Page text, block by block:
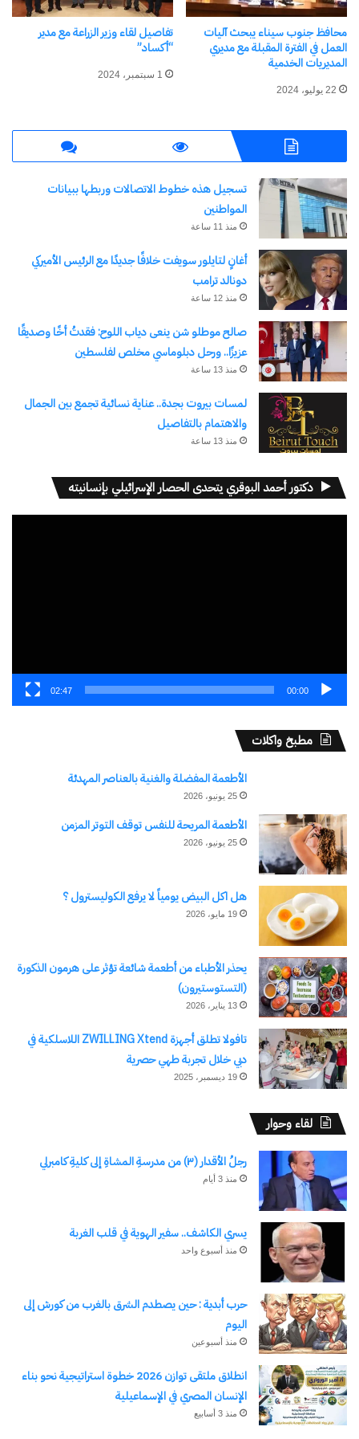
في "الأخبار News"
10 ديسمبر، 2023
في "الأخبار News"
إئتلاف نزاهة الدولي يتابع أول
أيام تصويت المصريين في
10 ديسمبر، 2023
في "محليات"
اكتشاف المزيد من
الإلكتروني.
كتابة بريدك الإلكتروني...
محافظ جنوب سيناء يبحث آليات
العمل في الفترة المقبلة مع مديري
المديريات الخدمية
22 يوليو، 2024
تفاصيل لقاء وزير الزراعة مع مدير
“أكساد”
1 سبتمبر، 2024
تسجيل هذه خطوط الاتصالات وربطها ببيانات
المواطنين
منذ 11 ساعة
أغانٍ لتايلور سويفت خلافًا جديدًا مع الرئيس الأميركي
دونالد ترامب
منذ 12 ساعة
صالح موطلو شن ينعى دياب اللوح: فقدتُ أخًا وصديقًا
عزيزًا.. ورحل دبلوماسي مخلص لفلسطين
منذ 13 ساعة
لمسات بيروت بجدة.. عناية نسائية تجمع بين الجمال
والاهتمام بالتفاصيل
منذ 13 ساعة
دكتور أحمد البوقري يتحدى الحصار الإسرائيلي بإنسانيته
00:00
02:47
مطبخ واكلات
الأطعمة المفضلة والغنية بالعناصر المهدئة
25 يونيو، 2026
الأطعمة المريحة للنفس توقف التوتر المزمن
25 يونيو، 2026
هل اكل البيض يومياً لا يرفع الكوليسترول ؟
19 مايو، 2026
يحذر الأطباء من أطعمة شائعة تؤثر على هرمون الذكورة
(التستوستيرون)
13 يناير، 2026
تافولا تطلق أجهزة ZWILLING Xtend اللاسلكية في
دبي خلال تجربة طهي حصرية
19 ديسمبر، 2025
لقاء وحوار
رجلُ الأقدار (٣) من مدرسةِ المشاةِ إلى كليةِ كامبرلي
منذ 3 أيام
يسري الكاشف.. سفير الهوية في قلب الغربة
منذ أسبوع واحد
حرب أبدية : حين يصطدم الشرق بالغرب من كورش إلى
اليوم
منذ أسبوعين
انطلاق ملتقى توازن 2026 خطوة استراتيجية نحو بناء
الإنسان المصري في الإسماعيلية
منذ 3 أسابيع